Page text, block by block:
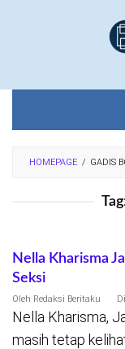
HOMEPAGE / GADIS
Nella Kharisma
Seksi
Oleh Redaksi Beritaku
Nella Kharisma,
masih tetap